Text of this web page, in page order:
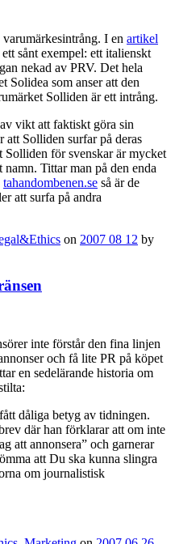
I en artikel
sånt exempel: ett italienskt
nekad av PRV. Det hela
Solidea som anser att den
Solliden är ett intrång.
vikt att faktiskt göra sin
att Solliden surfar på deras
Solliden för svenskar är mycket
namn. Tittar man på den enda
tahandombenen.se så är de
att surfa på andra
on 2007 08 12 by
inte förstår den fina linjen
och få lite PR på köpet
en sedelärande historia om
dåliga betyg av tidningen.
där han förklarar att om inte
att annonsera” och garnerar
att Du ska kunna slingra
om journalistisk